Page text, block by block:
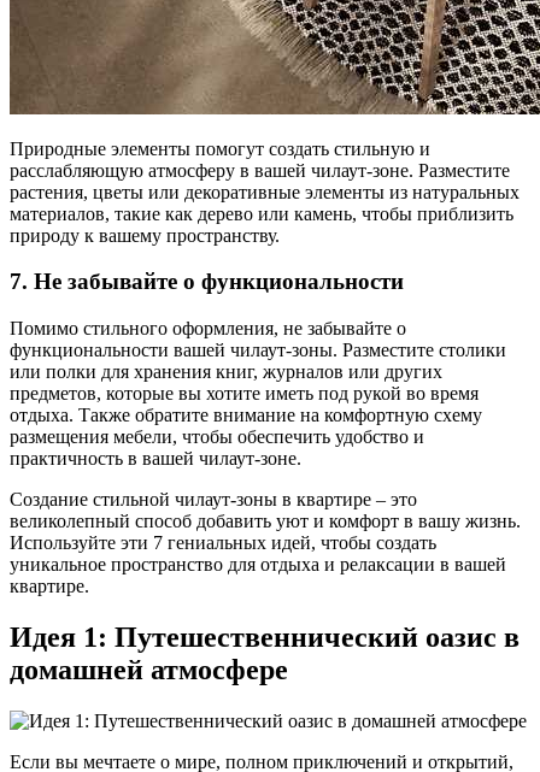
Природные элементы помогут создать стильную и
расслабляющую атмосферу в вашей чилаут-зоне. Разместите
растения, цветы или декоративные элементы из натуральных
материалов, такие как дерево или камень, чтобы приблизить
природу к вашему пространству.
7. Не забывайте о функциональности
Помимо стильного оформления, не забывайте о
функциональности вашей чилаут-зоны. Разместите столики
или полки для хранения книг, журналов или других
предметов, которые вы хотите иметь под рукой во время
отдыха. Также обратите внимание на комфортную схему
размещения мебели, чтобы обеспечить удобство и
практичность в вашей чилаут-зоне.
Создание стильной чилаут-зоны в квартире – это
великолепный способ добавить уют и комфорт в вашу жизнь.
Используйте эти 7 гениальных идей, чтобы создать
уникальное пространство для отдыха и релаксации в вашей
квартире.
Идея 1: Путешественнический оазис в
домашней атмосфере
Если вы мечтаете о мире, полном приключений и открытий,